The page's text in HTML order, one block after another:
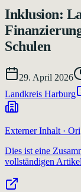
Inklusion:
Schulen
29. April 2026
Landkreis Harburg
Externer Inhalt ·
Dies ist eine
vollständigen